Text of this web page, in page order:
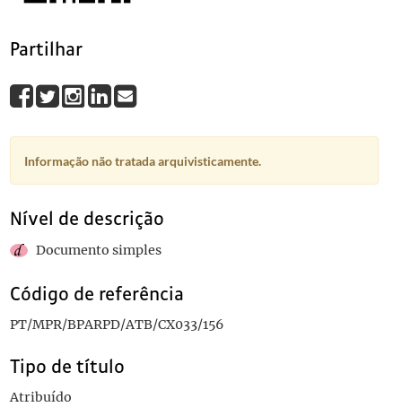
Partilhar
Informação não tratada arquivisticamente.
Nível de descrição
Documento simples
Código de referência
PT/MPR/BPARPD/ATB/CX033/156
Tipo de título
Atribuído